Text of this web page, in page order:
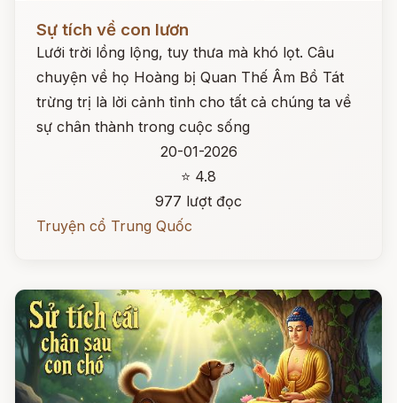
Sự tích về con lươn
Lưới trời lồng lộng, tuy thưa mà khó lọt. Câu
chuyện về họ Hoàng bị Quan Thế Âm Bồ Tát
trừng trị là lời cảnh tỉnh cho tất cả chúng ta về
sự chân thành trong cuộc sống
20-01-2026
⭐ 4.8
977 lượt đọc
Truyện cổ Trung Quốc